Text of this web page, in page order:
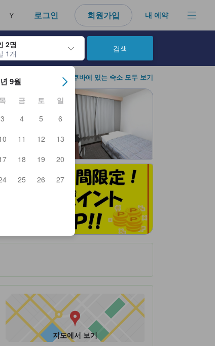
¥ 로그인 회원가입 내 예약
2명
1개
짜를 탐색할 수 있습니다. 엔터 키를 사용해 특정 날짜를 선택
9월
목 금 토
일
3 4 5
6
11 12
13
18 19
20
25 26
27
검색
쓰쿠바 / 츠쿠바에 있는 숙소 모두 보기
지도에서 보기